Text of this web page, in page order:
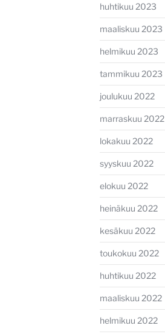
huhtikuu 2023
maaliskuu 2023
helmikuu 2023
tammikuu 2023
joulukuu 2022
marraskuu 2022
lokakuu 2022
syyskuu 2022
elokuu 2022
heinäkuu 2022
kesäkuu 2022
toukokuu 2022
huhtikuu 2022
maaliskuu 2022
helmikuu 2022